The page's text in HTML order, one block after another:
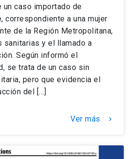
un caso importado de
correspondiente a una mujer
de la Región Metropolitana,
sanitarias y el llamado a
Según informó el
se trata de un caso sin
pero que evidencia el
del […]
Ver más keyboard_arrow_right